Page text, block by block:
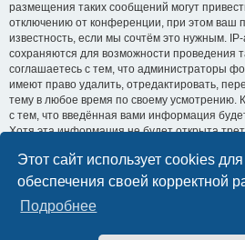
Этот сайт использует cookies для
обеспечения своей корректной
Подробнее
размещения таких сообщений могут
отключению от конференции, при этом ваш
известность, если мы сочтём это нужным.
сохраняются для возможности проведения
соглашаетесь с тем, что администраторы
имеют право удалить, отредактировать,
тему в любое время по своему усмотрению.
с тем, что введённая вами информация
Хотя эта информация не будет открыта
разрешения, ни администрация
phpBB Limited не может быть ответственна
могут привести к несанкционированному